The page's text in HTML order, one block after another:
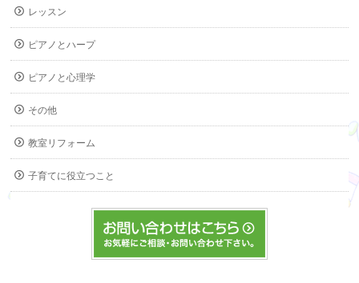
レッスン
ピアノとハープ
ピアノと心理学
その他
教室リフォーム
子育てに役立つこと